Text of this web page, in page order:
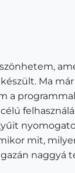
Ma
a
mit,
naggyá